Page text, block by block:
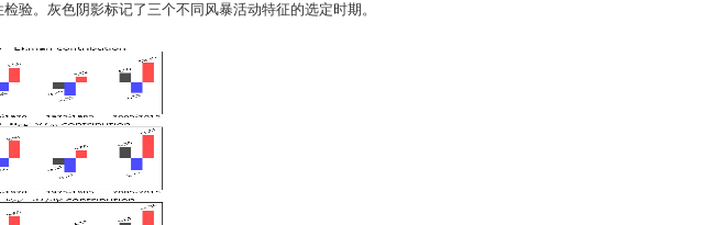
验。灰色阴影标记了三个不同风暴活动特征的选定时期。